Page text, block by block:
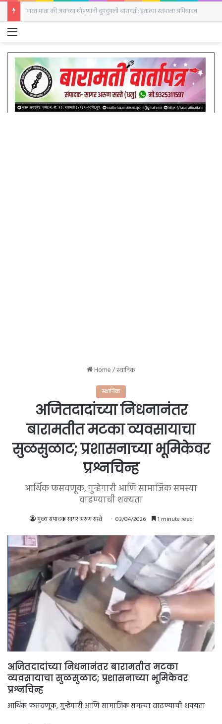
बारामतीत सजली घोड्यांची बाजारपेठ; पहिल्याच दिवशी २५ घोडे दाखल
Menu
Home/स्थानिक
स्थानिक
अजितदादांच्या निधनानंतर
बारामतीत मटका व्यवसायाचा
सुळसुळाट; प्रशासनाच्या भूमिकेवर
प्रश्नचिन्ह
आर्थिक फसवणूक, गुन्हेगारी आणि सामाजिक समस्या
वाढण्याची शक्यता
मुख्य संपादक सागर अरुण सस्ते 03/04/2026 1 minute read
अजितदादांच्या निधनानंतर बारामतीत मटका
व्यवसायाचा सुळसुळाट; प्रशासनाच्या भूमिकेवर
प्रश्नचिन्ह
आर्थिक फसवणूक, गुन्हेगारी आणि सामाजिक समस्या वाढण्याची शक्यता